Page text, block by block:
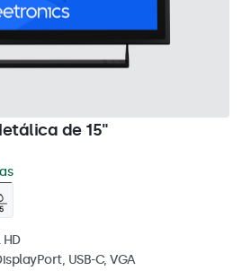
de 15"
USB-C, VGA